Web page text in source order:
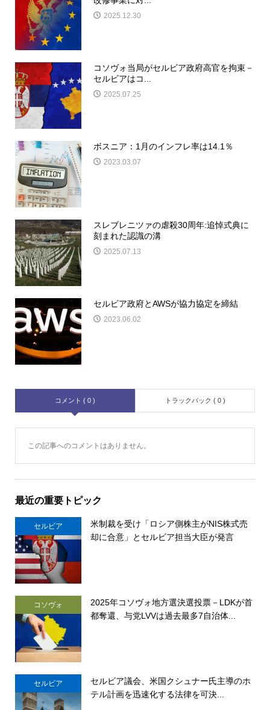
2025.12.30
コソヴォ当局がセルビア政府高官を拘束－
セルビアはコ...
2025.07.25
ボスニア：1月のインフレ率は14.1％
2023.03.07
スレブレニツァの虐殺30周年:追悼式典に
刻まれた認識の溝
2025.07.13
セルビア政府とAWSが協力協定を締結
2023.06.02
コメント ( 0 ) トラックバック ( 0 )
この記事へのコメントはありません。
最近の重要トピック
セルビア
米制裁を受け「ロシア側株主がNIS株式売
却に合意」とセルビア担当大臣が発言
コソヴォ
2025年コソヴォ地方選決選投票－LDKが首
都奪還、与党LVVは過去最多7自治体...
セルビア
セルビア議会、米国クシュナー氏主導のホ
テル計画を迅速化する法律を可決...